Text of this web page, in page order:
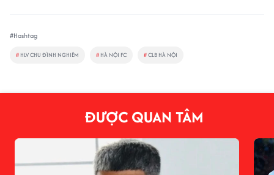
#Hashtag
# HLV CHU ĐÌNH NGHIÊM # HÀ NỘI FC #CLB HÀ NỘI
ĐƯỢC QUAN TÂM